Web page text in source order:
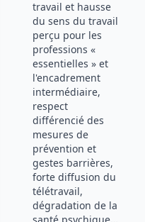
travail et hausse
du sens du travail
perçu pour les
professions «
essentielles » et
l'encadrement
intermédiaire,
respect
différencié des
mesures de
prévention et
gestes barrières,
forte diffusion du
télétravail,
dégradation de la